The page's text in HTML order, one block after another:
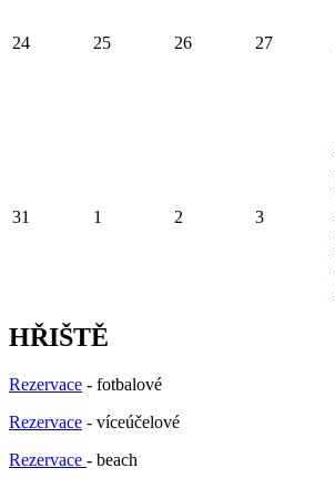
24 25 26 27
31 1 2 3
HŘIŠTĚ
Rezervace - fotbalové
Rezervace - víceúčelové
Rezervace - beach